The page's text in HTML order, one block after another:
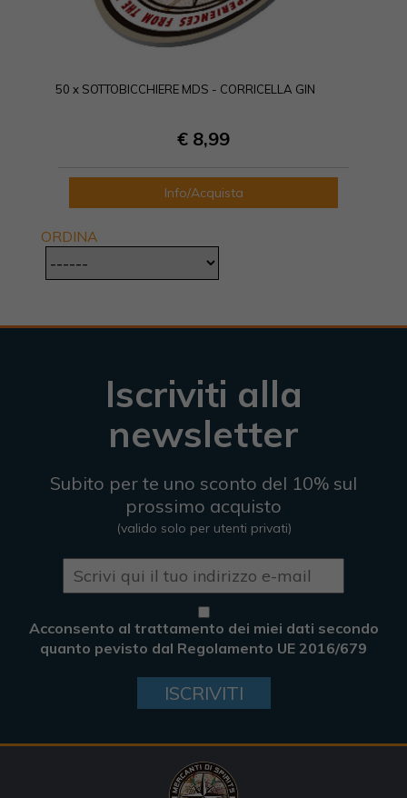
50 x SOTTOBICCHIERE MDS - CORRICELLA GIN
€ 8,99
Info/Acquista
ORDINA
Iscriviti alla
newsletter
Subito per te uno sconto del 10% sul
prossimo acquisto
(valido solo per utenti privati)
Acconsento al trattamento dei miei dati secondo
quanto pevisto dal Regolamento UE 2016/679
ISCRIVITI